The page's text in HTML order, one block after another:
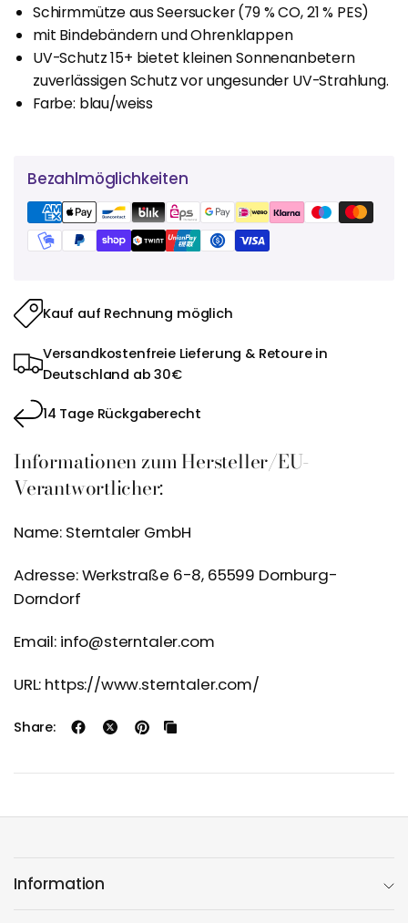
Schirmmütze aus Seersucker (79 % CO, 21 % PES)
mit Bindebändern und Ohrenklappen
UV-Schutz 15+ bietet kleinen Sonnenanbetern
zuverlässigen Schutz vor ungesunder UV-Strahlung.
Farbe: blau/weiss
Bezahlmöglichkeiten
Kauf auf Rechnung möglich
Versandkostenfreie Lieferung & Retoure in
Deutschland ab 30€
14 Tage Rückgaberecht
Informationen zum Hersteller/EU-
Verantwortlicher:
Name: Sterntaler GmbH
Adresse: Werkstraße 6-8, 65599 Dornburg-
Dorndorf
Email: info@sterntaler.com
URL: https://www.sterntaler.com/
Share:
Information